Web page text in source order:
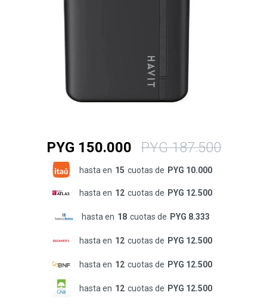
PYG 150.000 PYG 187.500
hasta en 15 cuotas de PYG 10.000
hasta en 12 cuotas de PYG 12.500
hasta en 18 cuotas de PYG 8.333
hasta en 12 cuotas de PYG 12.500
hasta en 12 cuotas de PYG 12.500
hasta en 12 cuotas de PYG 12.500